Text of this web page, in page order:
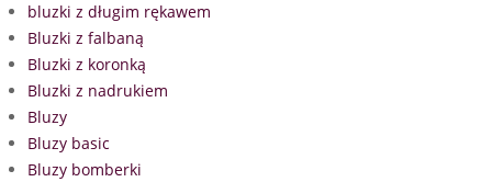
bluzki z długim rękawem
Bluzki z falbaną
Bluzki z koronką
Bluzki z nadrukiem
Bluzy
Bluzy basic
Bluzy bomberki